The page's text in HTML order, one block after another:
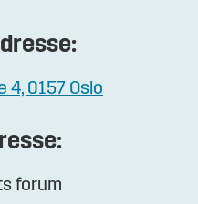
0157 Oslo
forum